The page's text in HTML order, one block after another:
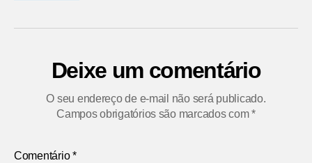
Deixe um comentário
O seu endereço de e-mail não será publicado.
Campos obrigatórios são marcados com*
Comentário*